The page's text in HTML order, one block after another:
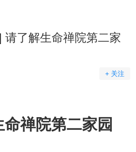
请了解生命禅院第二家
+ 关注
命禅院第二家园